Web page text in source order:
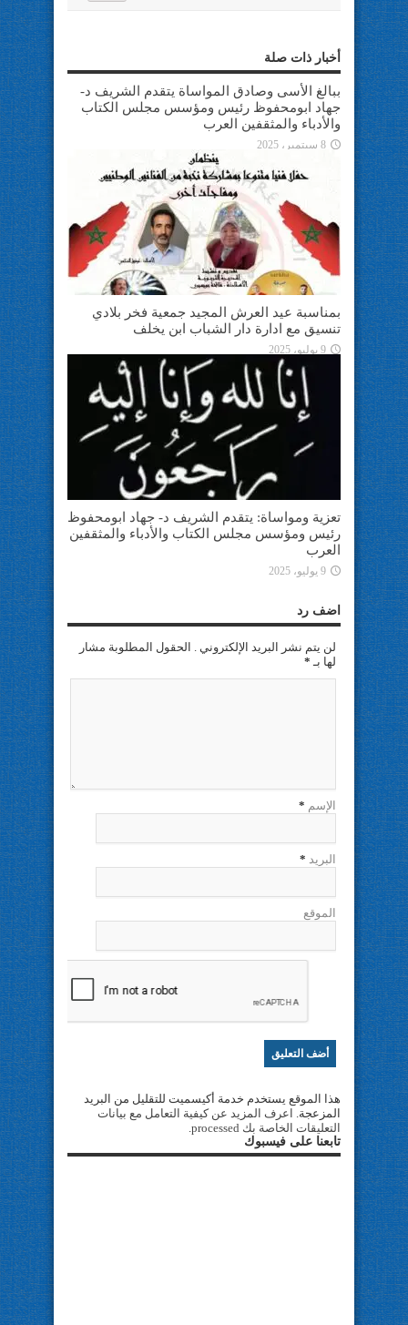
أخبار ذات صلة
ببالغ الأسى وصادق المواساة يتقدم الشريف د-
جهاد ابومحفوظ رئيس ومؤسس مجلس الكتاب
والأدباء والمثقفين العرب
8 سبتمبر، 2025
بمناسبة عيد العرش المجيد جمعية فخر بلادي
تنسيق مع ادارة دار الشباب ابن يخلف
9 يوليو، 2025
تعزية ومواساة: يتقدم الشريف د- جهاد ابومحفوظ
رئيس ومؤسس مجلس الكتاب والأدباء والمثقفين
العرب
9 يوليو، 2025
اضف رد
لن يتم نشر البريد الإلكتروني . الحقول المطلوبة مشار
لها بـ *
الإسم *
البريد *
الموقع
هذا الموقع يستخدم خدمة أكيسميت للتقليل من البريد
المزعجة. اعرف المزيد عن كيفية التعامل مع بيانات
التعليقات الخاصة بك processed
.
تابعنا على فيسبوك